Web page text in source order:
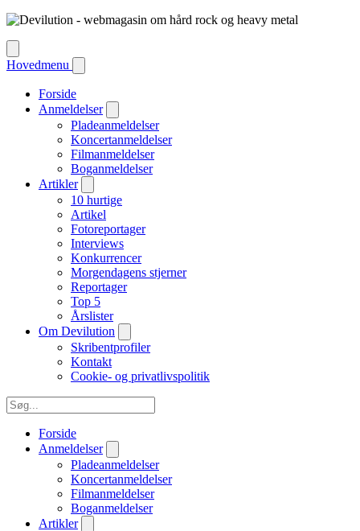
Hovedmenu
Forside
Anmeldelser
Pladeanmeldelser
Koncertanmeldelser
Filmanmeldelser
Boganmeldelser
Artikler
10 hurtige
Artikel
Fotoreportager
Interviews
Konkurrencer
Morgendagens stjerner
Reportager
Top 5
Årslister
Om Devilution
Skribentprofiler
Kontakt
Cookie- og privatlivspolitik
Forside
Anmeldelser
Pladeanmeldelser
Koncertanmeldelser
Filmanmeldelser
Boganmeldelser
Artikler